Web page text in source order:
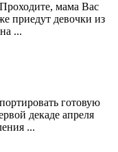
мама Вас
приедут девочки из
...
готовую
декаде апреля
...